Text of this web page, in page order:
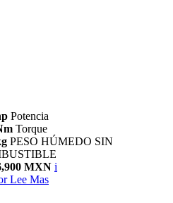
Potencia
Torque
PESO HÚMEDO SIN
MXN i
Lee Mas